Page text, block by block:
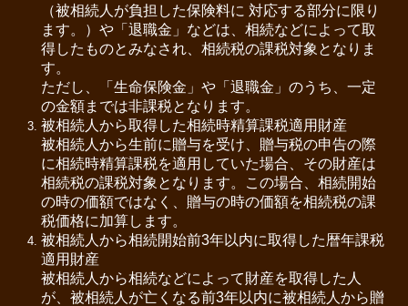
過去のセミナー一覧
申込みフォーム
お客様の声
（被相続人が負担した保険料に 対応する部分に限り
ます。）や「退職金」などは、相続などによって取
得したものとみなされ、相続税の課税対象となりま
す。
ただし、「生命保険金」や「退職金」のうち、一定
の金額までは非課税となります。
被相続人から取得した相続時精算課税適用財産
被相続人から生前に贈与を受け、贈与税の申告の際
に相続時精算課税を適用していた場合、その財産は
相続税の課税対象となります。この場合、相続開始
の時の価額ではなく、贈与の時の価額を相続税の課
税価格に加算します。
被相続人から相続開始前3年以内に取得した暦年課税
適用財産
被相続人から相続などによって財産を取得した人
が、被相続人が亡くなる前3年以内に被相続人から贈